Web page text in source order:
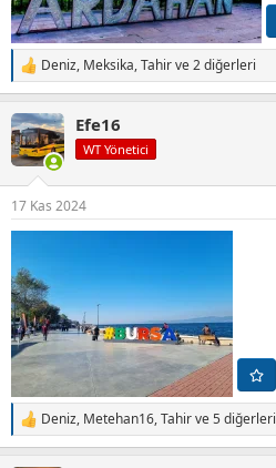
T
e
k
i
l
:
Deniz, Meksika,Tahirve 2 diğerleri
Efe16
WT Yönetici
17 Kas 2024
T
e
Deniz, Metehan16,Tahirve 5 diğerleri